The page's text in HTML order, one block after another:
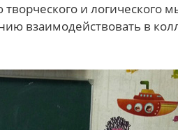
творческого и логического
взаимодействовать в